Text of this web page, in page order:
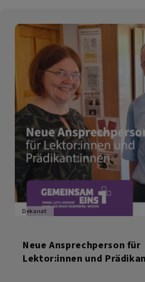
Dekanat
Neue Ansprechperson für
Lektor:innen und